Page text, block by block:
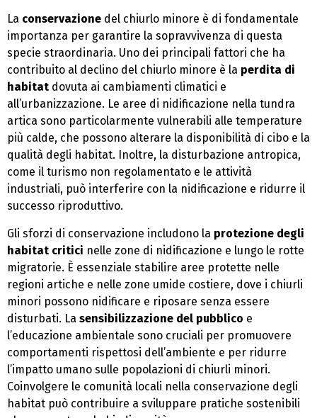
La conservazione del chiurlo minore è di fondamentale
importanza per garantire la sopravvivenza di questa
specie straordinaria. Uno dei principali fattori che ha
contribuito al declino del chiurlo minore è la perdita di
habitat dovuta ai cambiamenti climatici e
all’urbanizzazione. Le aree di nidificazione nella tundra
artica sono particolarmente vulnerabili alle temperature
più calde, che possono alterare la disponibilità di cibo e la
qualità degli habitat. Inoltre, la disturbazione antropica,
come il turismo non regolamentato e le attività
industriali, può interferire con la nidificazione e ridurre il
successo riproduttivo.
Gli sforzi di conservazione includono la protezione degli
habitat critici nelle zone di nidificazione e lungo le rotte
migratorie. È essenziale stabilire aree protette nelle
regioni artiche e nelle zone umide costiere, dove i chiurli
minori possono nidificare e riposare senza essere
disturbati. La sensibilizzazione del pubblico e
l’educazione ambientale sono cruciali per promuovere
comportamenti rispettosi dell’ambiente e per ridurre
l’impatto umano sulle popolazioni di chiurli minori.
Coinvolgere le comunità locali nella conservazione degli
habitat può contribuire a sviluppare pratiche sostenibili